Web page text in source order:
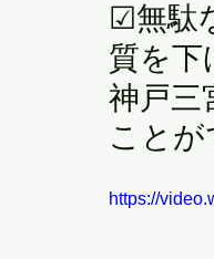
☑︎無駄
質を下
神戸三
ことが
https://